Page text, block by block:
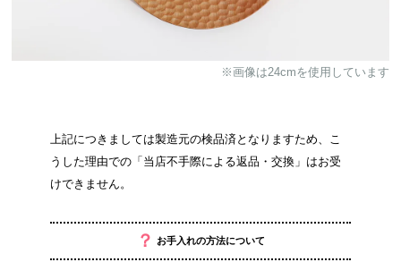
※画像は24cmを使用しています
上記につきましては製造元の検品済となりますため、こ
うした理由での「当店不手際による返品・交換」はお受
けできません。
？ お手入れの方法について